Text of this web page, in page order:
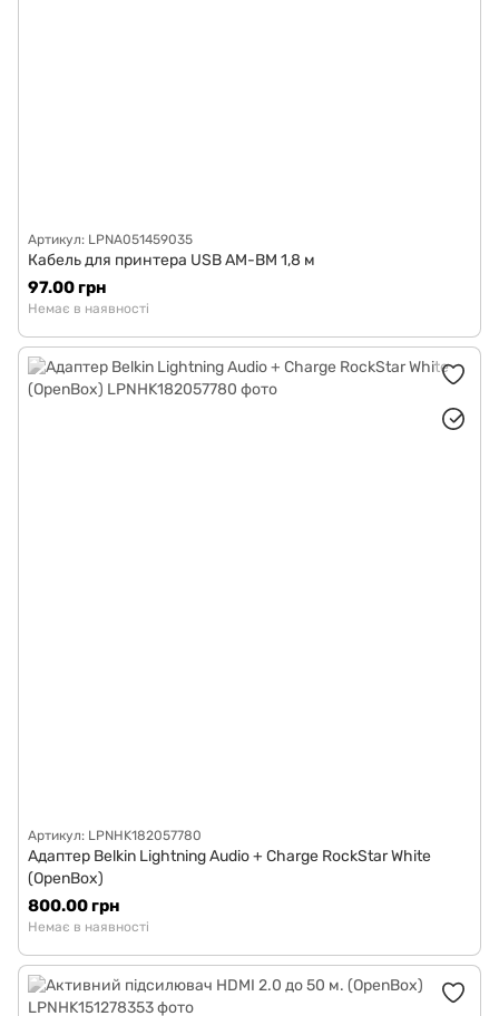
Артикул: LPNA051459035
Кабель для принтера USB AM-BM 1,8 м
97.00 грн
Немає в наявності
Артикул: LPNHK182057780
Адаптер Belkin Lightning Audio + Charge RockStar White
(OpenBox)
800.00 грн
Немає в наявності